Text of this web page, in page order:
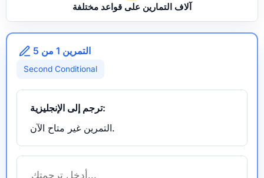
آلاف التمارين على قواعد مختلفة
التمرين 1 من 5
Second Conditional
ترجم إلى الإنجليزية:
التمرين غير متاح الآن.